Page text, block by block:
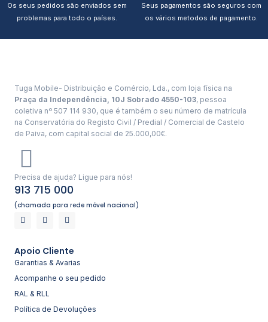
Os seus pedidos são enviados sem
problemas para todo o países.
Seus pagamentos são seguros com
os vários metodos de pagamento.
Tuga Mobile- Distribuição e Comércio, Lda., com loja física na
Praça da Independência, 10J Sobrado 4550-103, pessoa
coletiva nº 507 114 930, que é também o seu número de matrícula
na Conservatória do Registo Civil / Predial / Comercial de Castelo
de Paiva, com capital social de 25.000,00€.
Precisa de ajuda? Ligue para nós!
913 715 000
(chamada para rede móvel nacional)
Apoio Cliente
Garantias & Avarias
Acompanhe o seu pedido
RAL & RLL
Política de Devoluções